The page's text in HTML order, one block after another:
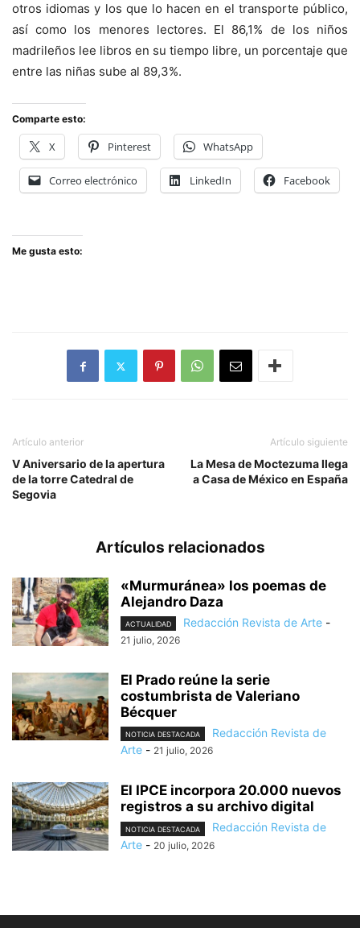
otros idiomas y los que lo hacen en el transporte público,
así como los menores lectores. El 86,1% de los niños
madrileños lee libros en su tiempo libre, un porcentaje que
entre las niñas sube al 89,3%.
Comparte esto:
X Pinterest WhatsApp
Correo electrónico LinkedIn Facebook
Me gusta esto:
Artículo anterior
V Aniversario de la apertura
de la torre Catedral de
Segovia
Artículo siguiente
La Mesa de Moctezuma llega
a Casa de México en España
Artículos relacionados
«Murmuránea» los poemas de
Alejandro Daza
ACTUALIDAD Redacción Revista de Arte -
21 julio, 2026
El Prado reúne la serie
costumbrista de Valeriano
Bécquer
NOTICIA DESTACADA
Redacción Revista de
Arte - 21 julio, 2026
El IPCE incorpora 20.000 nuevos
registros a su archivo digital
NOTICIA DESTACADA
Redacción Revista de
Arte - 20 julio, 2026